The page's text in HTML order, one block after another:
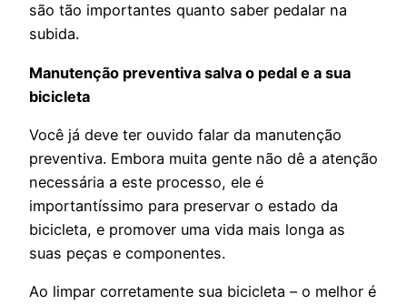
são tão importantes quanto saber pedalar na
subida.
Manutenção preventiva salva o pedal e a sua
bicicleta
Você já deve ter ouvido falar da manutenção
preventiva. Embora muita gente não dê a atenção
necessária a este processo, ele é
importantíssimo para preservar o estado da
bicicleta, e promover uma vida mais longa as
suas peças e componentes.
Ao limpar corretamente sua bicicleta – o melhor é